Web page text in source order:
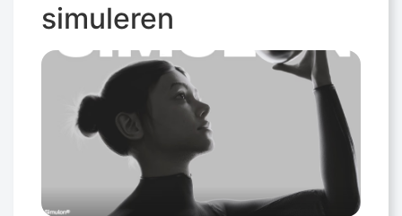
simuleren